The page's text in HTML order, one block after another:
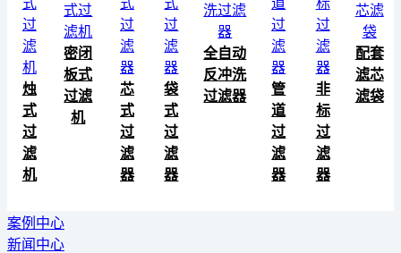
烛
式
过
滤
机
密闭
板式
过滤
机
芯
式
过
滤
器
袋
式
过
滤
器
全自动
反冲洗
过滤器
管
道
过
滤
器
非
标
过
滤
器
配套
滤芯
滤袋
案例中心
新闻中心